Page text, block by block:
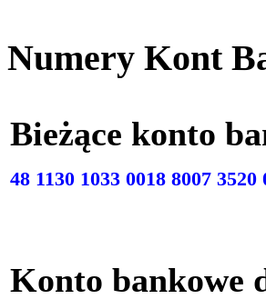
Numery Kont
Bieżące konto
48 1130 1033 0018 8007 3520
Konto bankowe